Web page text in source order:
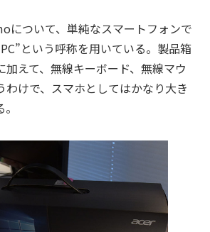
について、単純なスマートフォンで
という呼称を用いている。製品箱
加えて、無線キーボード、無線マウ
わけで、スマホとしてはかなり大き